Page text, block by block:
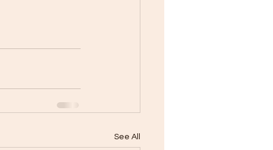
See All